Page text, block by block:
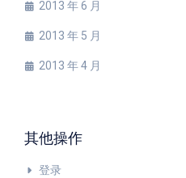
2013 年 6 月
2013 年 5 月
2013 年 4 月
其他操作
登录